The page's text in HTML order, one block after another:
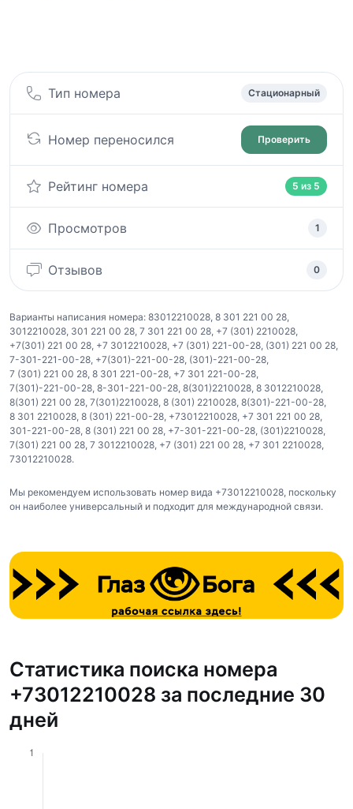
Тип номера Стационарный
Номер переносился Проверить
Рейтинг номера 5 из 5
Просмотров 1
Отзывов 0
Варианты написания номера: 83012210028, 8 301 221 00 28,
3012210028, 301 221 00 28, 7 301 221 00 28, +7 (301) 2210028,
+7(301) 221 00 28, +7 3012210028, +7 (301) 221-00-28, (301) 221 00 28,
7-301-221-00-28, +7(301)-221-00-28, (301)-221-00-28,
7 (301) 221 00 28, 8 301 221-00-28, +7 301 221-00-28,
7(301)-221-00-28, 8-301-221-00-28, 8(301)2210028, 8 3012210028,
8(301) 221 00 28, 7(301)2210028, 8 (301) 2210028, 8(301)-221-00-28,
8 301 2210028, 8 (301) 221-00-28, +73012210028, +7 301 221 00 28,
301-221-00-28, 8 (301) 221 00 28, +7-301-221-00-28, (301)2210028,
7(301) 221 00 28, 7 3012210028, +7 (301) 221 00 28, +7 301 2210028,
73012210028.
Мы рекомендуем использовать номер вида +73012210028, поскольку
он наиболее универсальный и подходит для международной связи.
Статистика поиска номера
+73012210028 за последние 30
дней